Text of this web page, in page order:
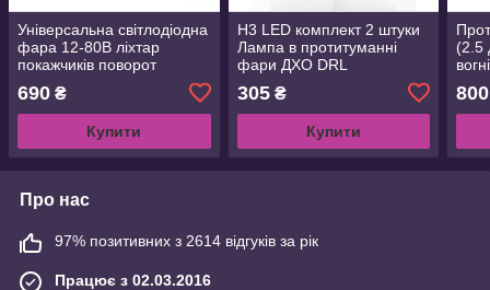
Універсальна світлодіодна
фара 12-80В ліхтар
покажчиків поворот
габарит стоп (комплект 2
штуки)
690 ₴
Купити
H3 LED комплект 2 штуки
Лампа в протитуманні
фари ДХО DRL
305₴
Купити
(2.5
800
Про нас
97% позитивних з 2614 відгуків за рік
Працює з 02.03.2016